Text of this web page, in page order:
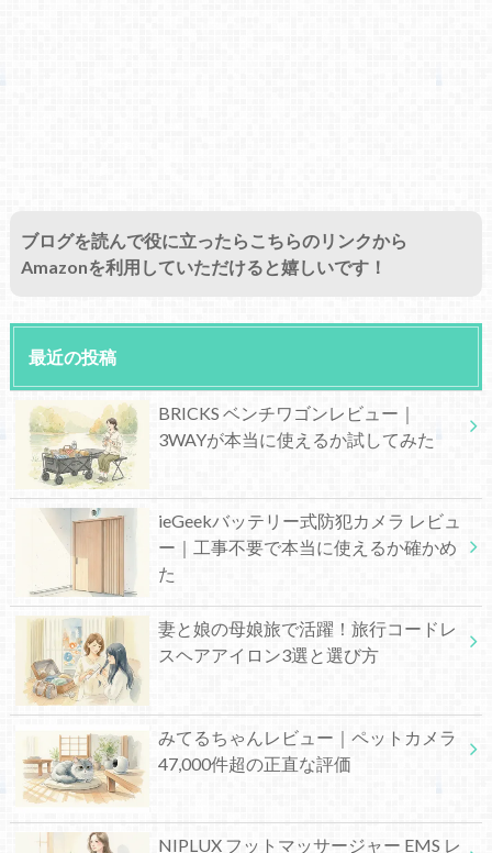
ブログを読んで役に立ったらこちらのリンクから
Amazonを利用していただけると嬉しいです！
最近の投稿
BRICKS ベンチワゴンレビュー｜
3WAYが本当に使えるか試してみた
ieGeekバッテリー式防犯カメラ レビュ
ー｜工事不要で本当に使えるか確かめ
た
妻と娘の母娘旅で活躍！旅行コードレ
スヘアアイロン3選と選び方
みてるちゃんレビュー｜ペットカメラ
47,000件超の正直な評価
NIPLUX フットマッサージャー EMS レ